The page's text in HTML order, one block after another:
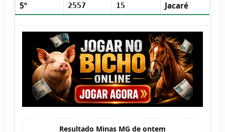
5º
2557 15 Jacaré
Resultado Minas MG de ontem